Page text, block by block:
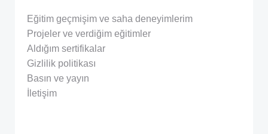
Eğitim geçmişim ve saha deneyimlerim
Projeler ve verdiğim eğitimler
Aldığım sertifikalar
Gizlilik politikası
Basın ve yayın
İletişim